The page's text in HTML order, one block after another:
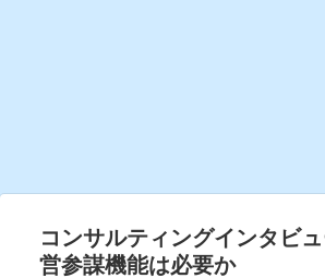
コンサルティングインタビ
営参謀機能は必要か